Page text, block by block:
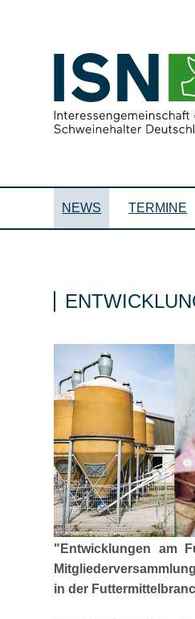
NEWS TERMINE
Entwicklungen am
in der